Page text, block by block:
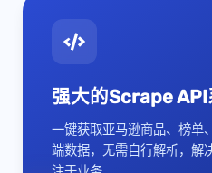
强大的Scrape API
一键获取亚马逊商品、榜单
端数据，无需自行解析，解